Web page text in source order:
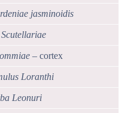
jasminoidis
– cortex
Loranthi
Leonuri